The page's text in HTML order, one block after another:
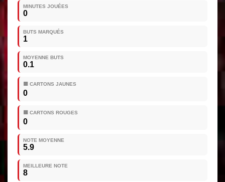
MINUTES JOUÉES
0
BUTS MARQUÉS
1
MOYENNE BUTS
0.1
🟨 CARTONS JAUNES
0
🟥 CARTONS ROUGES
0
NOTE MOYENNE
5.9
MEILLEURE NOTE
8